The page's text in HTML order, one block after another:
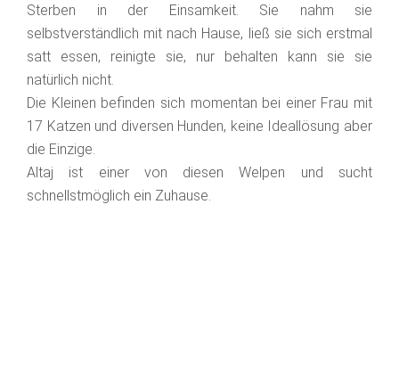
Sterben in der Einsamkeit. Sie nahm sie
selbstverständlich mit nach Hause, ließ sie sich erstmal
satt essen, reinigte sie, nur behalten kann sie sie
natürlich nicht.
Die Kleinen befinden sich momentan bei einer Frau mit
17 Katzen und diversen Hunden, keine Ideallösung aber
die Einzige.
Altaj ist einer von diesen Welpen und sucht
schnellstmöglich ein Zuhause.